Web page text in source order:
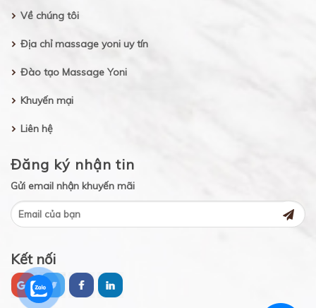
Về chúng tôi
Địa chỉ massage yoni uy tín
Đào tạo Massage Yoni
Khuyến mại
Liên hệ
Đăng ký nhận tin
Gửi email nhận khuyến mãi
Kết nối